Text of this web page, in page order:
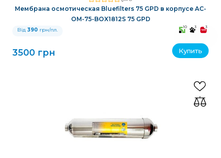
Мембрана осмотическая Bluefilters 75 GPD в корпусе AC-
OM-75-BOX1812S 75 GPD
Від 390 грн/пл. 10 3 3
3500 грн Купить